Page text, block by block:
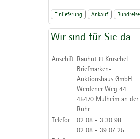
Einlieferung Ankauf Rundreise
Wir sind für Sie da
Anschift: Rauhut & Kruschel
Briefmarken-
Auktionshaus GmbH
Werdener Weg 44
45470 Mülheim an der
Ruhr
Telefon: 02 08 - 3 30 98
02 08 - 39 07 25